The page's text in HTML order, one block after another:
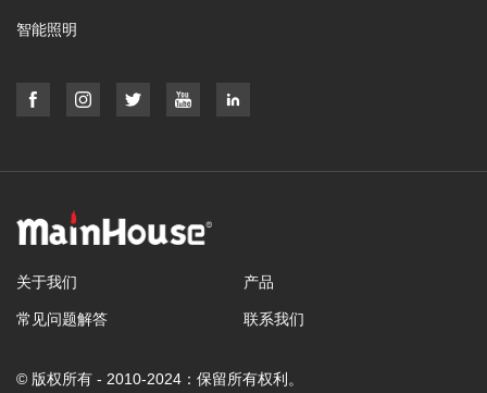
智能照明
关于我们 产品
常见问题解答 联系我们
© 版权所有 - 2010-2024：保留所有权利。